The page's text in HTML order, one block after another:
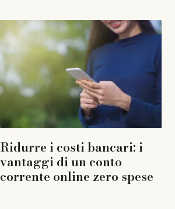
Ridurre i costi bancari: i
vantaggi di un conto
corrente online zero spese